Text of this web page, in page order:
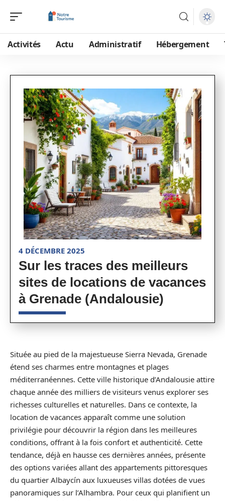
Activités Actu Administratif Hébergement
4 DÉCEMBRE 2025
Sur les traces des meilleurs
sites de locations de vacances
à Grenade (Andalousie)
Située au pied de la majestueuse Sierra Nevada, Grenade
étend ses charmes entre montagnes et plages
méditerranéennes. Cette ville historique d’Andalousie attire
chaque année des milliers de visiteurs venus explorer ses
richesses culturelles et naturelles. Dans ce contexte, la
location de vacances apparaît comme une solution
privilégie pour découvrir la région dans les meilleures
conditions, offrant à la fois confort et authenticité. Cette
tendance, déjà en hausse ces dernières années, présente
des options variées allant des appartements pittoresques
du quartier Albaycín aux luxueuses villas dotées de vues
panoramiques sur l’Alhambra. Pour ceux qui planifient un